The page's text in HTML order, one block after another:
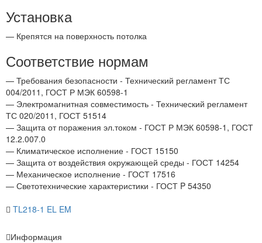
Установка
— Крепятся на поверхность потолка
Соответствие нормам
— Требования безопасности - Технический регламент ТС
004/2011, ГОСТ Р МЭК 60598-1
— Электромагнитная совместимость - Технический регламент
ТС 020/2011, ГОСТ 51514
— Защита от поражения эл.током - ГОСТ Р МЭК 60598-1, ГОСТ
12.2.007.0
— Климатическое исполнение - ГОСТ 15150
— Защита от воздействия окружающей среды - ГОСТ 14254
— Механическое исполнение - ГОСТ 17516
— Светотехнические характеристики - ГОСТ P 54350
TL218-1 EL EM
Информация